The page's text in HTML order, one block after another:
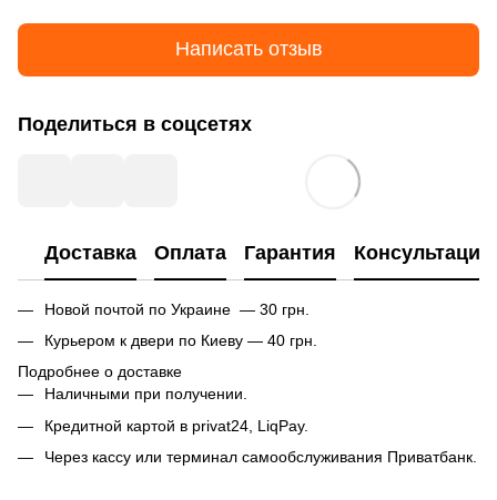
Написать отзыв
Поделиться в соцсетях
Доставка Оплата Гарантия Консультация
Новой почтой по Украине — 30 грн.
Курьером к двери по Киеву — 40 грн.
Подробнее о доставке
Наличными при получении.
Кредитной картой в privat24, LiqPay.
Через кассу или терминал самообслуживания Приватбанк.